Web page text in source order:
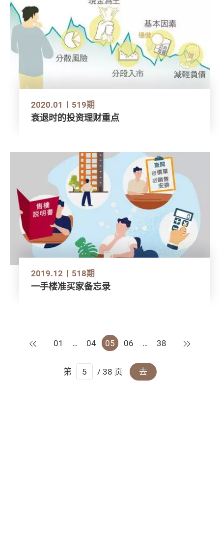
2020.01 519期
衰退时的投资理财重点
2019.12 518期
一手楼准买家备忘录
上一页
01 … 04 05 06 … 38 下一页
第 / 38 页 去